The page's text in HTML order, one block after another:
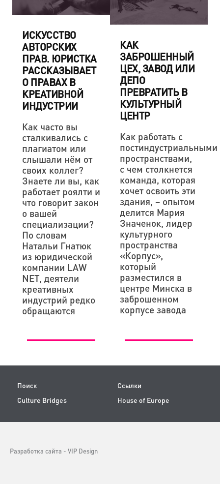
ИСКУССТВО
АВТОРСКИХ
ПРАВ. ЮРИСТКА
РАССКАЗЫВАЕТ
О ПРАВАХ В
КРЕАТИВНОЙ
ИНДУСТРИИ
Как часто вы
сталкивались с
плагиатом или
слышали нём от
своих коллег?
Знаете ли вы, как
работает роялти и
что говорит закон
о вашей
специализации?
По словам
Натальи Гнатюк
из юридической
компании LAW
NET, деятели
креативных
индустрий редко
обращаются
КАК
ЗАБРОШЕННЫЙ
ЦЕХ, ЗАВОД ИЛИ
ДЕПО
ПРЕВРАТИТЬ В
КУЛЬТУРНЫЙ
ЦЕНТР
Как работать с
постиндустриальными
пространствами,
с чем столкнется
команда, которая
хочет освоить эти
здания, – опытом
делится Мария
Значенок, лидер
культурного
пространства
«Корпус»,
который
разместился в
центре Минска в
заброшенном
корпусе завода
Поиск
Ссылки
Culture Bridges
House of Europe
Разработка сайта - VIP Design